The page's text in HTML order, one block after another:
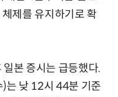
제를 유지하기로 확
본 증시는 급등했다.
는 낮 12시 44분 기준